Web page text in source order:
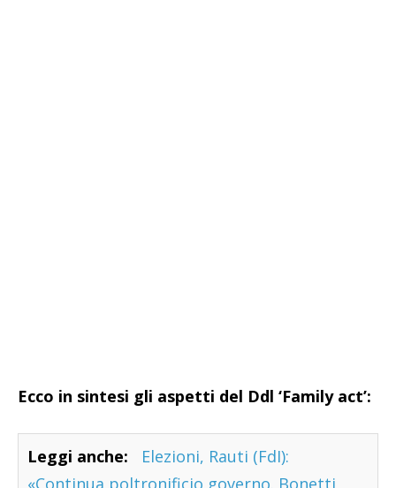
Ecco in sintesi gli aspetti del Ddl ‘Family act’:
Leggi anche:
Elezioni, Rauti (FdI):